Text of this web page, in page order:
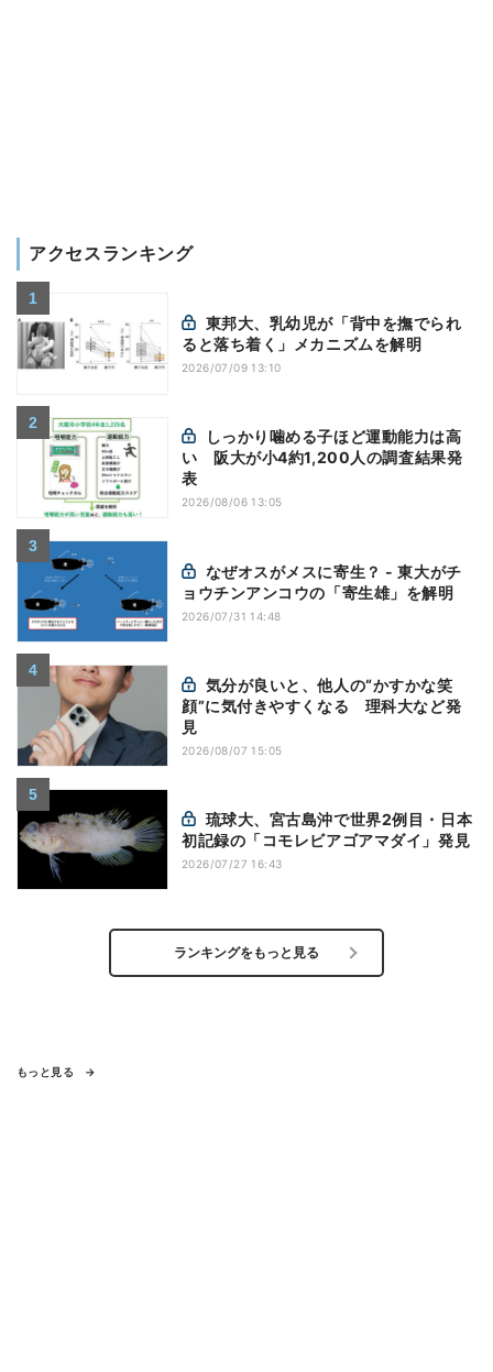
アクセスランキング
ると落ち着く」メカニズムを解明
2026/07/09 13:10
い 阪大が小4約1,200人の調査結果発
表
2026/08/06 13:05
ョウチンアンコウの「寄生雄」を解明
2026/07/31 14:48
顔”に気付きやすくなる 理科大など発
見
2026/08/07 15:05
初記録の「コモレビアゴアマダイ」発見
2026/07/27 16:43
ランキングをもっと見る
もっと見る